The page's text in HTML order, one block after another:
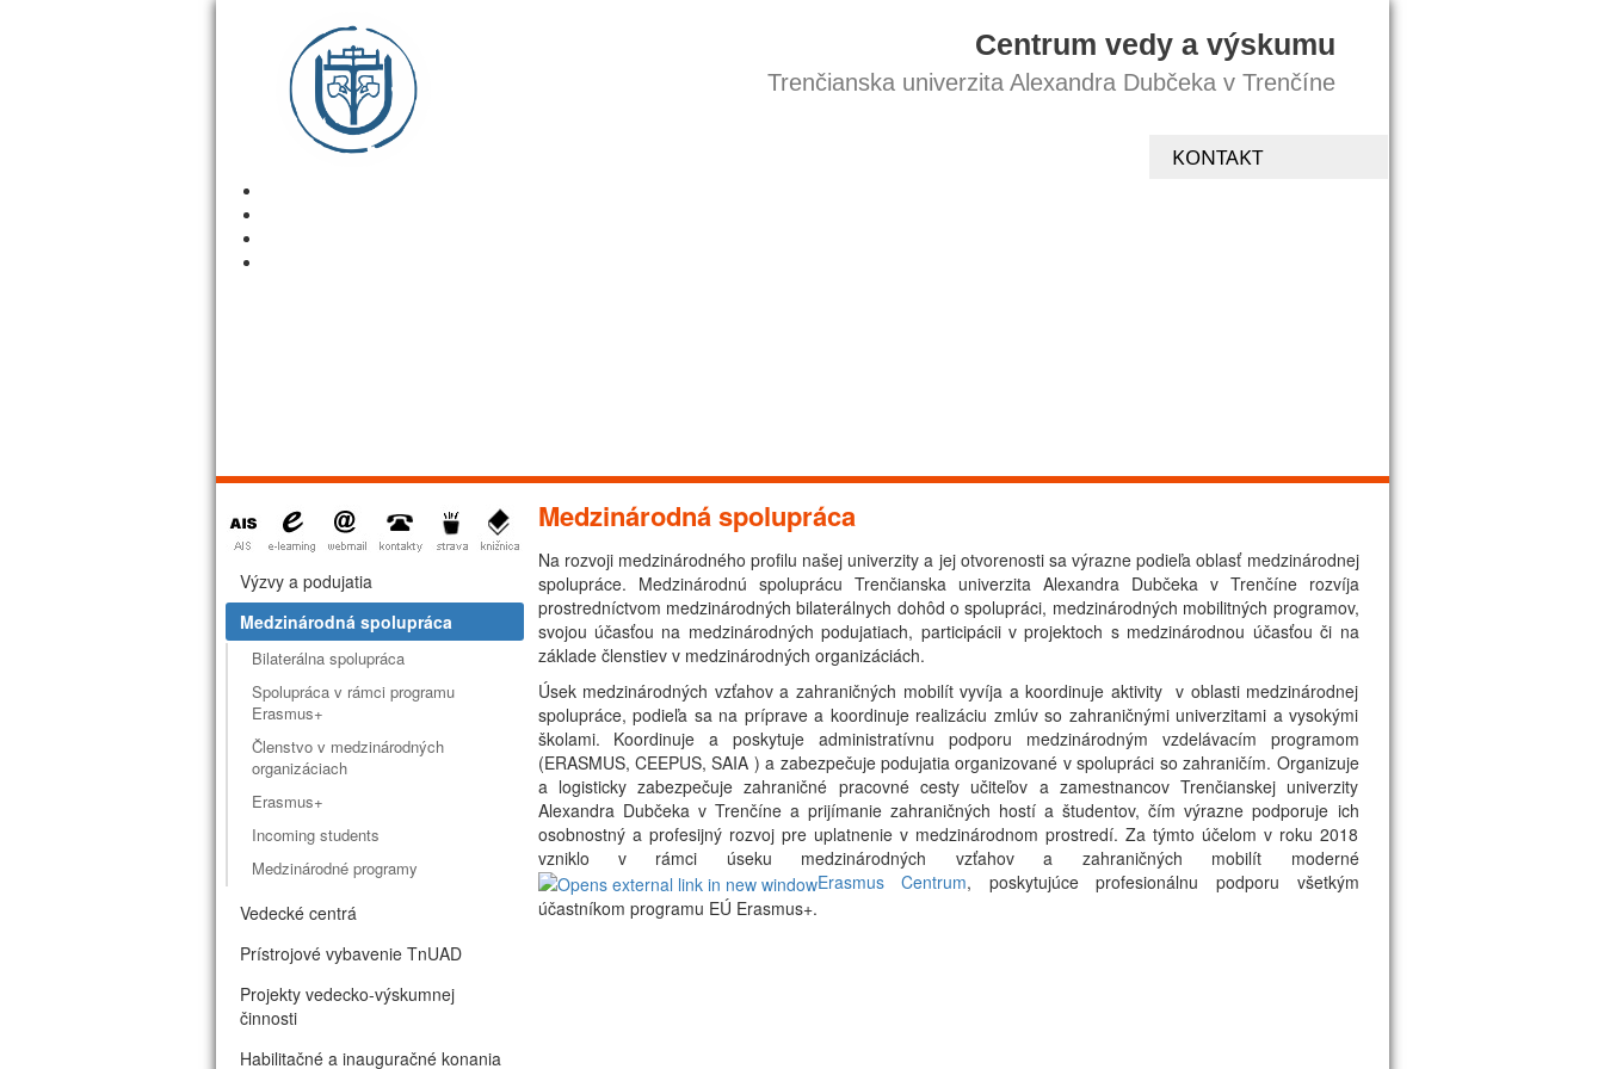
Centrum vedy a výskumu
Trenčianska univerzita Alexandra Dubčeka v Trenčíne
KONTAKT
Medzinárodná spolupráca
Na rozvoji medzinárodného profilu našej univerzity a jej otvorenosti sa výrazne podieľa oblasť medzinárodnej
spolupráce. Medzinárodnú spoluprácu Trenčianska univerzita Alexandra Dubčeka v Trenčíne rozvíja
prostredníctvom medzinárodných bilaterálnych dohôd o spolupráci, medzinárodných mobilitných programov,
svojou účasťou na medzinárodných podujatiach, participácii v projektoch s medzinárodnou účasťou či na
základe členstiev v medzinárodných organizáciách.
Úsek medzinárodných vzťahov a zahraničných mobilít vyvíja a koordinuje aktivity v oblasti medzinárodnej
spolupráce, podieľa sa na príprave a koordinuje realizáciu zmlúv so zahraničnými univerzitami a vysokými
školami. Koordinuje a poskytuje administratívnu podporu medzinárodným vzdelávacím programom
(ERASMUS, CEEPUS, SAIA ) a zabezpečuje podujatia organizované v spolupráci so zahraničím. Organizuje
a logisticky zabezpečuje zahraničné pracovné cesty učiteľov a zamestnancov Trenčianskej univerzity
Alexandra Dubčeka v Trenčíne a prijímanie zahraničných hostí a študentov, čím výrazne podporuje ich
osobnostný a profesijný rozvoj pre uplatnenie v medzinárodnom prostredí. Za týmto účelom v roku 2018
vzniklo v rámci úseku medzinárodných vzťahov a zahraničných mobilít moderné
Erasmus Centrum, poskytujúce profesionálnu podporu všetkým
účastníkom programu EÚ Erasmus+.
Výzvy a podujatia
Medzinárodná spolupráca
Bilaterálna spolupráca
Spolupráca v rámci programu
Erasmus+
Členstvo v medzinárodných
organizáciach
Erasmus+
Incoming students
Medzinárodné programy
Vedecké centrá
Prístrojové vybavenie TnUAD
Projekty vedecko-výskumnej
činnosti
Habilitačné a inauguračné konania